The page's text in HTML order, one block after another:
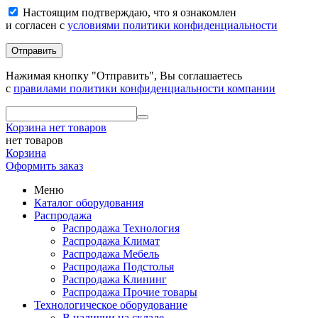
Настоящим подтверждаю, что я ознакомлен
и согласен с условиями политики конфиденциальности
Отправить
Нажимая кнопку "Отправить", Вы соглашаетесь
с правилами политики конфиденциальности компании
Корзина нет товаров
нет товаров
Корзина
Оформить заказ
Меню
Каталог оборудования
Распродажа
Распродажа Технология
Распродажа Климат
Распродажа Мебель
Распродажа Подстолья
Распродажа Клининг
Распродажа Прочие товары
Технологическое оборудование